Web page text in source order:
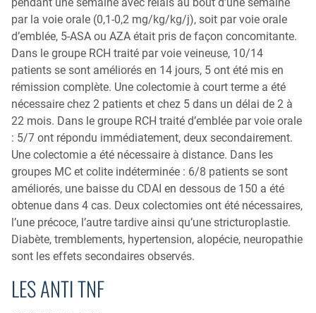
par la voie orale (0,1-0,2 mg/kg/kg/j), soit par voie orale
d’emblée, 5-ASA ou AZA était pris de façon concomitante.
Dans le groupe RCH traité par voie veineuse, 10/14
patients se sont améliorés en 14 jours, 5 ont été mis en
rémission complète. Une colectomie à court terme a été
nécessaire chez 2 patients et chez 5 dans un délai de 2 à
22 mois. Dans le groupe RCH traité d’emblée par voie orale
: 5/7 ont répondu immédiatement, deux secondairement.
Une colectomie a été nécessaire à distance. Dans les
groupes MC et colite indéterminée : 6/8 patients se sont
améliorés, une baisse du CDAI en dessous de 150 a été
obtenue dans 4 cas. Deux colectomies ont été nécessaires,
l’une précoce, l’autre tardive ainsi qu’une stricturoplastie.
Diabète, tremblements, hypertension, alopécie, neuropathie
sont les effets secondaires observés.
LES ANTI TNF